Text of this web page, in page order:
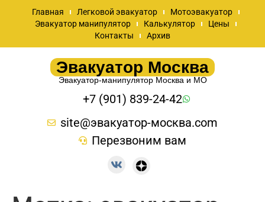
Главная Легковой эвакуатор
Мотоэвакуатор
Эвакуатор манипулятор
Калькулятор
Цены
Контакты
Архив
Эвакуатор Москва
Эвакуатор-манипулятор Москва и МО
+7 (901) 839-24-42
site@эвакуатор-москва.com
Перезвоним вам